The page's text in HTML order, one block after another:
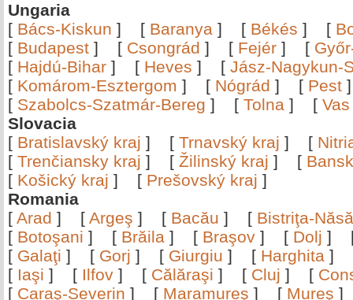
Ungaria
[ Bács-Kiskun ] [ Baranya ] [ Békés ] [
[ Budapest ] [ Csongrád ] [ Fejér ] [
[ Hajdú-Bihar ] [ Heves ] [ Jász-Nagykun-
[ Komárom-Esztergom ] [ Nógrád ] [ Pest
[ Szabolcs-Szatmár-Bereg ] [ Tolna ] [ Vas
Slovacia
[ Bratislavský kraj ] [ Trnavský kraj ] [
[ Trenčiansky kraj ] [ Žilinský kraj ] [
[ Košický kraj ] [ Prešovský kraj ]
Romania
[ Arad ] [ Argeş ] [ Bacău ] [ Bistriţa-
[ Botoşani ] [ Brăila ] [ Braşov ] [ Dolj ]
[ Galaţi ] [ Gorj ] [ Giurgiu ] [ Harghita ]
[ Iaşi ] [ Ilfov ] [ Călăraşi ] [ Cluj ] [
[ Caraş-Severin ] [ Maramureş ] [ Mureş